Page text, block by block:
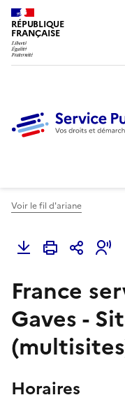
RÉPUBLIQUE
FRANÇAISE
Voir le fil d'ariane
France
Gaves -
Horaires